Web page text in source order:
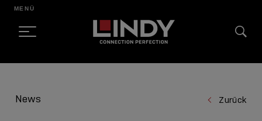
CONTENT
MENÜ
News Zurück